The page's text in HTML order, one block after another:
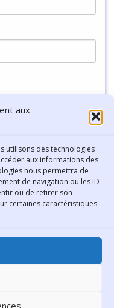
aux
utilisons des technologies
aux informations des
nous permettra de
de navigation ou les ID
ou de retirer son
certaines caractéristiques
municipale de
Vivier-Merle